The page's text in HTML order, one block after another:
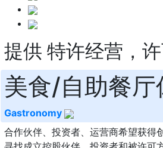
提供 特许经营，
美食/自助餐厅
Gastronomy
合作伙伴、投资者、运营商希望获得